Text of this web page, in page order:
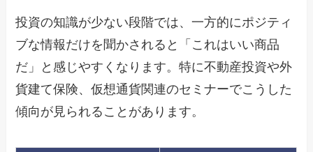
投資の知識が少ない段階では、一方的にポジティ
ブな情報だけを聞かされると「これはいい商品
だ」と感じやすくなります。特に不動産投資や外
貨建て保険、仮想通貨関連のセミナーでこうした
傾向が見られることがあります。